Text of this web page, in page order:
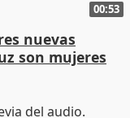
00:53
nuevas
son mujeres